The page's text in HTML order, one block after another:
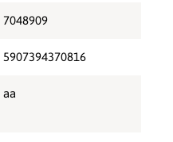
7048909
5907394370816
aa